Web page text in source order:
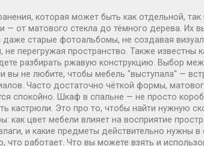
которая может быть как отдельной, так
— от матового стекла до тёмного дерева.
старые фотоальбомы, не создавая
не перегружая пространство . Также известны
разбирать ржавую конструкцию.
Выбор
вы не любите, чтобы мебель "выступала" —
Часто достаточно чёткой формы,
спокойно. Шкаф в спальне — не просто
кастрюли. Это про то, чтобы найти нужную
как цвет мебели влияет на восприятие
и какие предметы действительно
что работает. Что вы можете взять и